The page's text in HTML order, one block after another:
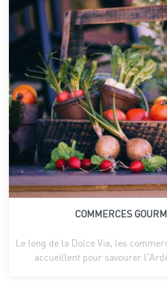
COMMERCES
Le long de la Dolce Via, les
accueillent pour savourer